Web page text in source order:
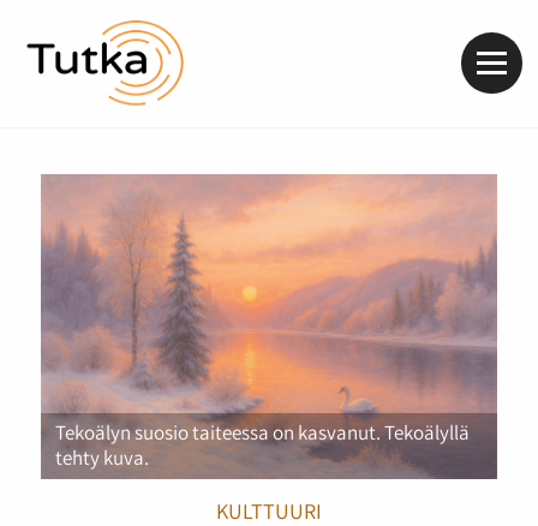
Tekoälyn suosio taiteessa on kasvanut. Tekoälyllä
tehty kuva.
KULTTUURI